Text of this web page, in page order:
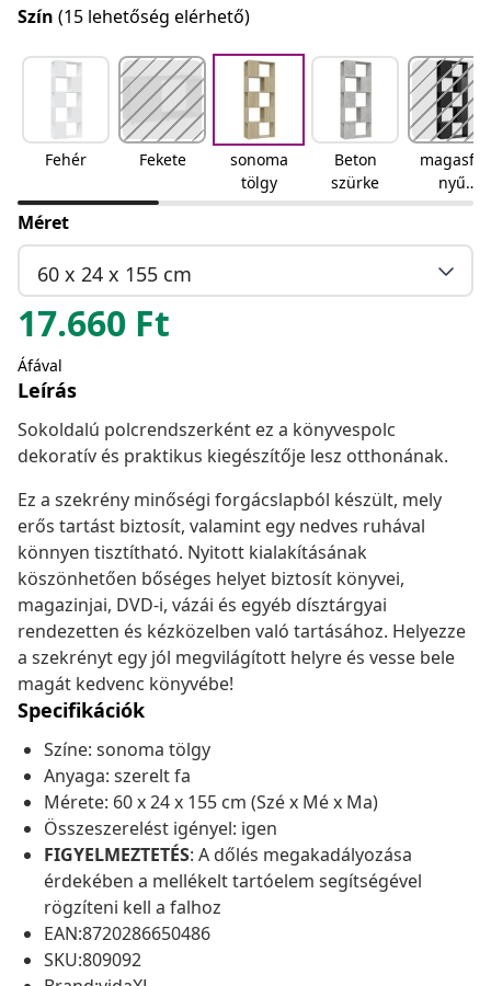
Szín (15 lehetőség elérhető)
Fehér Fekete
sonoma
tölgy
Beton
szürke
magasfé
nyű
fekete
Méret
60 x 24 x 155 cm
17.660 Ft
Áfával
Leírás
Sokoldalú polcrendszerként ez a könyvespolc
dekoratív és praktikus kiegészítője lesz otthonának.
Ez a szekrény minőségi forgácslapból készült, mely
erős tartást biztosít, valamint egy nedves ruhával
könnyen tisztítható. Nyitott kialakításának
köszönhetően bőséges helyet biztosít könyvei,
magazinjai, DVD-i, vázái és egyéb dísztárgyai
rendezetten és kézközelben való tartásához. Helyezze
a szekrényt egy jól megvilágított helyre és vesse bele
magát kedvenc könyvébe!
Specifikációk
Színe: sonoma tölgy
Anyaga: szerelt fa
Mérete: 60 x 24 x 155 cm (Szé x Mé x Ma)
Összeszerelést igényel: igen
FIGYELMEZTETÉS: A dőlés megakadályozása
érdekében a mellékelt tartóelem segítségével
rögzíteni kell a falhoz
EAN:8720286650486
SKU:809092